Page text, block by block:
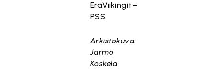
EräViikingit–
PSS.
Arkistokuva:
Jarmo
Koskela